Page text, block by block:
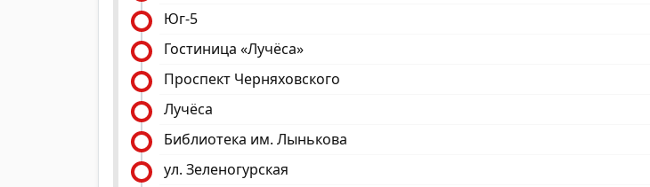
Юг-5
Гостиница «Лучёса»
Проспект Черняховского
Лучёса
Библиотека им. Лынькова
ул. Зеленогурская